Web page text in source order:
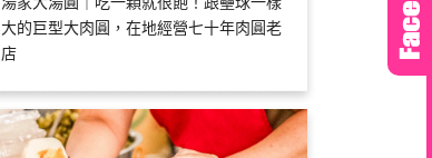
大的巨型大肉圓，在地經營七十年肉圓老
店